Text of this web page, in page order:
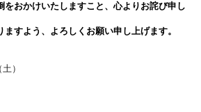
をおかけいたしますこと、心よりお詫び申し
すよう、よろしくお願い申し上げます。
土）